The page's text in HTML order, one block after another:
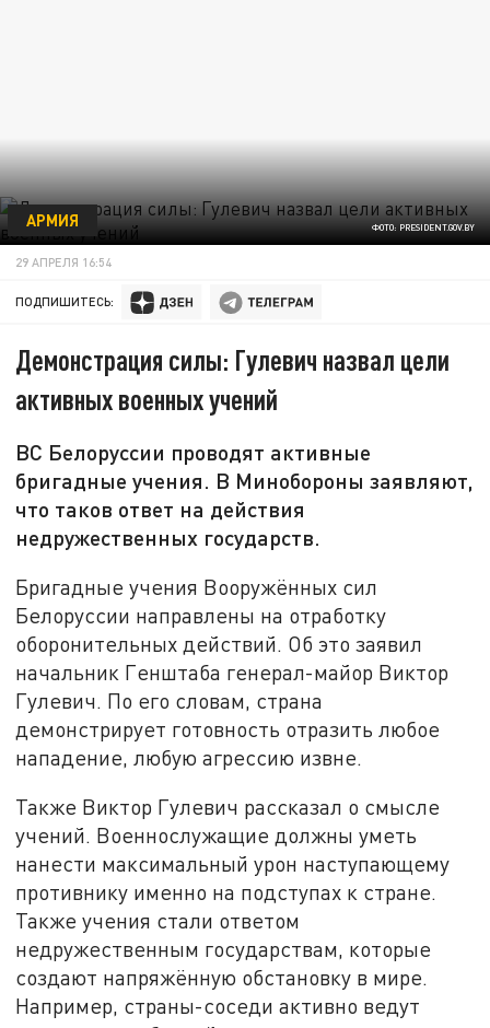
ФОТО: PRESIDENT.GOV.BY
АРМИЯ
29 АПРЕЛЯ 16:54
ПОДПИШИТЕСЬ:
Демонстрация силы: Гулевич назвал цели
активных военных учений
ВС Белоруссии проводят активные
бригадные учения. В Минобороны заявляют,
что таков ответ на действия
недружественных государств.
Бригадные учения Вооружённых сил
Белоруссии направлены на отработку
оборонительных действий. Об это заявил
начальник Генштаба генерал-майор Виктор
Гулевич. По его словам, страна
демонстрирует готовность отразить любое
нападение, любую агрессию извне.
Также Виктор Гулевич рассказал о смысле
учений. Военнослужащие должны уметь
нанести максимальный урон наступающему
противнику именно на подступах к стране.
Также учения стали ответом
недружественным государствам, которые
создают напряжённую обстановку в мире.
Например, страны-соседи активно ведут